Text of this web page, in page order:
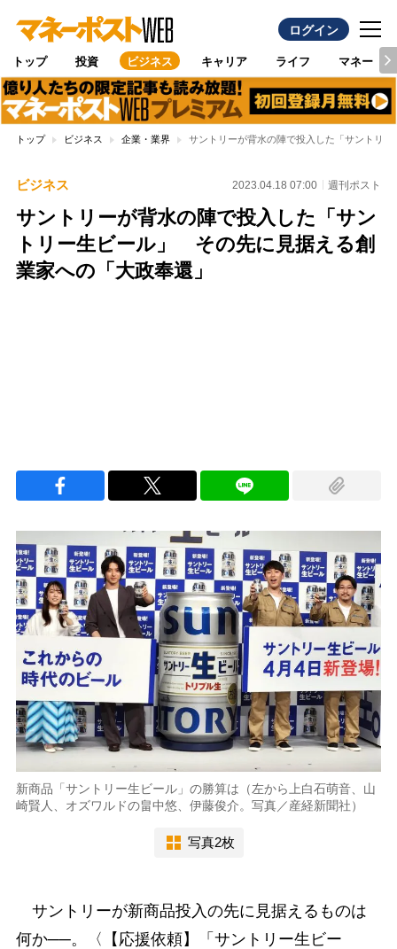
ログイン
トップ 投資 ビジネス キャリア ライフ マネー
トップ ビジネス 企業・業界 サントリーが背水の陣で投入した「サントリ
ビジネス 2023.04.18 07:00 週刊ポスト
サントリーが背水の陣で投入した「サン
トリー生ビール」 その先に見据える創
業家への「大政奉還」
新商品「サントリー生ビール」の勝算は（左から上白石萌音、山
崎賢人、オズワルドの畠中悠、伊藤俊介。写真／産経新聞社）
写真2枚
サントリーが新商品投入の先に見据えるものは
何か──。〈【応援依頼】「サントリー生ビー